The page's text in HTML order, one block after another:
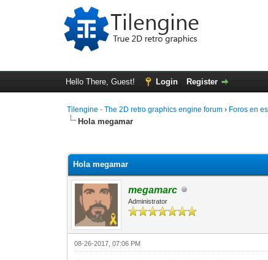
Hello There, Guest! Login Register
Tilengine - The 2D retro graphics engine forum › Foros en
Hola megamar
Hola megamar
megamarc
Administrator
08-26-2017, 07:06 PM